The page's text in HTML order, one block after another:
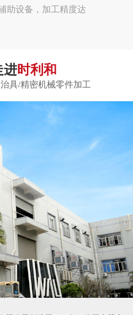
助设备，加工精度达
进时利和
具/精密机械零件加工